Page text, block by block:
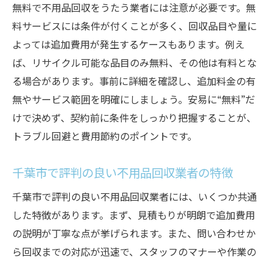
無料で不用品回収をうたう業者には注意が必要です。無
料サービスには条件が付くことが多く、回収品目や量に
よっては追加費用が発生するケースもあります。例え
ば、リサイクル可能な品目のみ無料、その他は有料とな
る場合があります。事前に詳細を確認し、追加料金の有
無やサービス範囲を明確にしましょう。安易に“無料”だ
けで決めず、契約前に条件をしっかり把握することが、
トラブル回避と費用節約のポイントです。
千葉市で評判の良い不用品回収業者の特徴
千葉市で評判の良い不用品回収業者には、いくつか共通
した特徴があります。まず、見積もりが明朗で追加費用
の説明が丁寧な点が挙げられます。また、問い合わせか
ら回収までの対応が迅速で、スタッフのマナーや作業の